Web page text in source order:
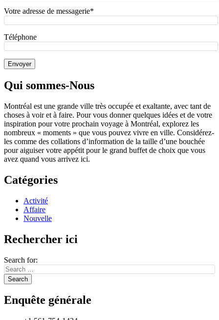
Votre adresse de messagerie*
Téléphone
Qui sommes-Nous
Montréal est une grande ville très occupée et exaltante, avec tant de
choses à voir et à faire. Pour vous donner quelques idées et de votre
inspiration pour votre prochain voyage à Montréal, explorez les
nombreux « moments » que vous pouvez vivre en ville. Considérez-
les comme des collations d’information de la taille d’une bouchée
pour aiguiser votre appétit pour le grand buffet de choix que vous
avez quand vous arrivez ici.
Catégories
Activité
Affaire
Nouvelle
Rechercher ici
Search for:
Enquête générale